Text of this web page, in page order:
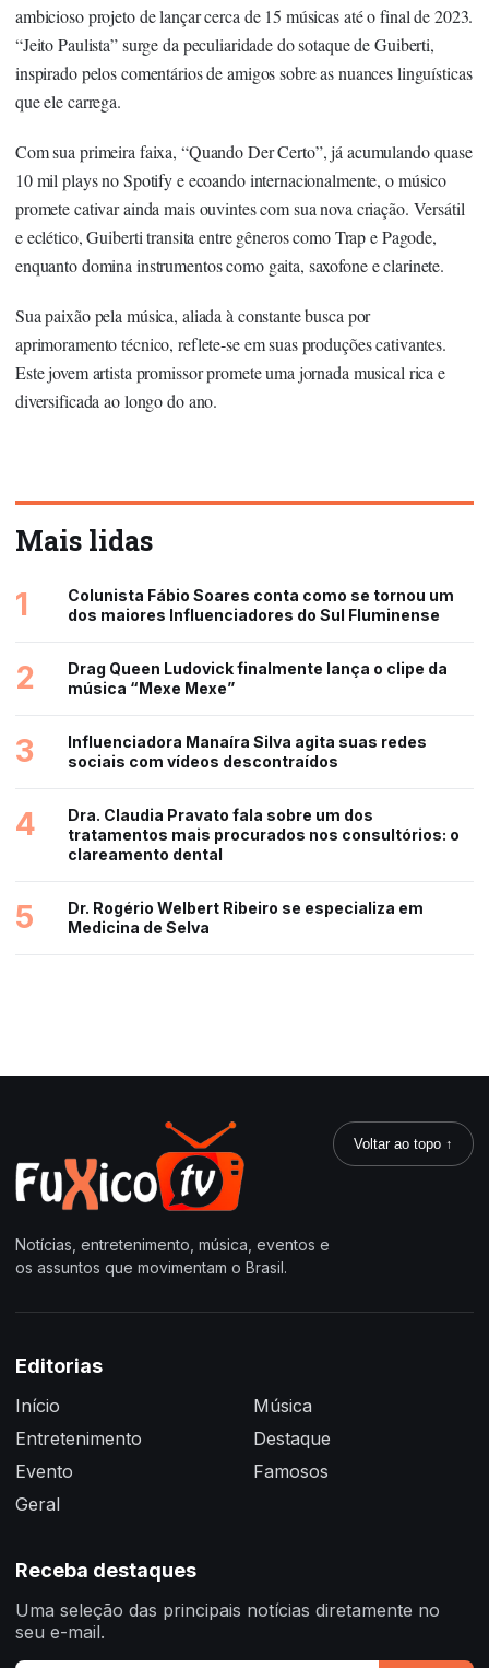
ambicioso projeto de lançar cerca de 15 músicas até o final de 2023.
“Jeito Paulista” surge da peculiaridade do sotaque de Guiberti,
inspirado pelos comentários de amigos sobre as nuances linguísticas
que ele carrega.
Com sua primeira faixa, “Quando Der Certo”, já acumulando quase
10 mil plays no Spotify e ecoando internacionalmente, o músico
promete cativar ainda mais ouvintes com sua nova criação. Versátil
e eclético, Guiberti transita entre gêneros como Trap e Pagode,
enquanto domina instrumentos como gaita, saxofone e clarinete.
Sua paixão pela música, aliada à constante busca por
aprimoramento técnico, reflete-se em suas produções cativantes.
Este jovem artista promissor promete uma jornada musical rica e
diversificada ao longo do ano.
Mais lidas
1
Colunista Fábio Soares conta como se tornou um
dos maiores Influenciadores do Sul Fluminense
2
Drag Queen Ludovick finalmente lança o clipe da
música “Mexe Mexe”
3
Influenciadora Manaíra Silva agita suas redes
sociais com vídeos descontraídos
4
Dra. Claudia Pravato fala sobre um dos
tratamentos mais procurados nos consultórios: o
clareamento dental
5
Dr. Rogério Welbert Ribeiro se especializa em
Medicina de Selva
Notícias, entretenimento, música, eventos e
os assuntos que movimentam o Brasil.
Voltar ao topo ↑
Editorias
Início
Entretenimento
Evento
Geral
Música
Destaque
Famosos
Receba destaques
Uma seleção das principais notícias diretamente no
seu e-mail.